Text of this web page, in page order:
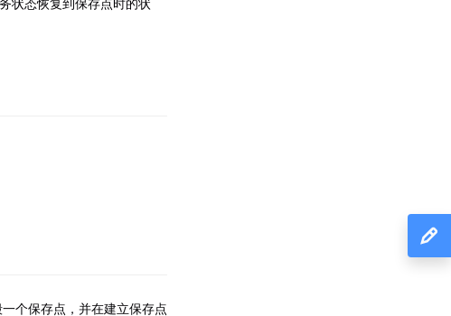
状态恢复到保存点时的状
个保存点，并在建立保存点